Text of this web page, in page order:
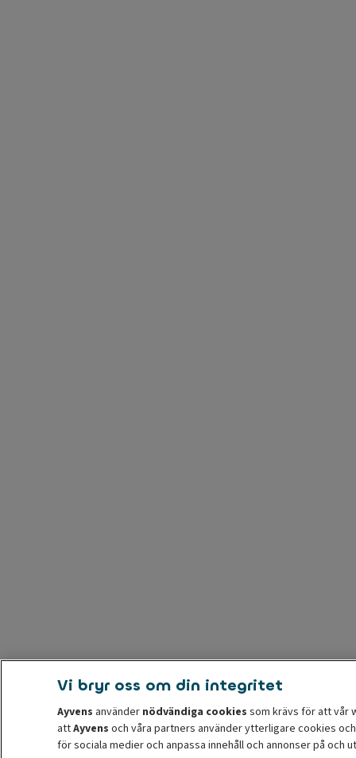
Vi bryr oss om din integritet
Ayvens använder nödvändiga cookies som krävs för att vår
attAyvens och våra partners använder ytterligare cookies
för sociala medier och anpassa innehåll och annonser på och